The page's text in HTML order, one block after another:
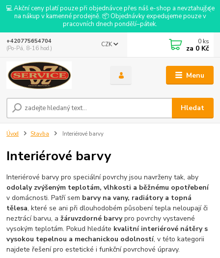
💻 Akční ceny platí pouze při objednávce přes náš e-shop a nevztahují se
na nákup v kamenné prodejně. 📦 Objednávky expedujeme pouze v
pracovních dnech pondělí–pátek.
Menu
CZK
Hledat
+420775654704
(Po-Pá, 8-16 hod.)
0 ks
za 0 Kč
Úvod Stavba Interiérové barvy
Interiérové barvy
Interiérové barvy pro speciální povrchy jsou navrženy tak, aby
odolaly zvýšeným teplotám, vlhkosti a běžnému opotřebení
v domácnosti. Patří sem barvy na vany, radiátory a topná
tělesa, které se ani při dlouhodobém působení tepla neloupají či
neztrácí barvu, ažáruvzdorné barvypro povrchy vystavené
vysokým teplotám. Pokud hledáte kvalitní interiérové nátěry s
vysokou tepelnou a mechanickou odolností, v této kategorii
najdete řešení pro estetické i funkční povrchové úpravy.